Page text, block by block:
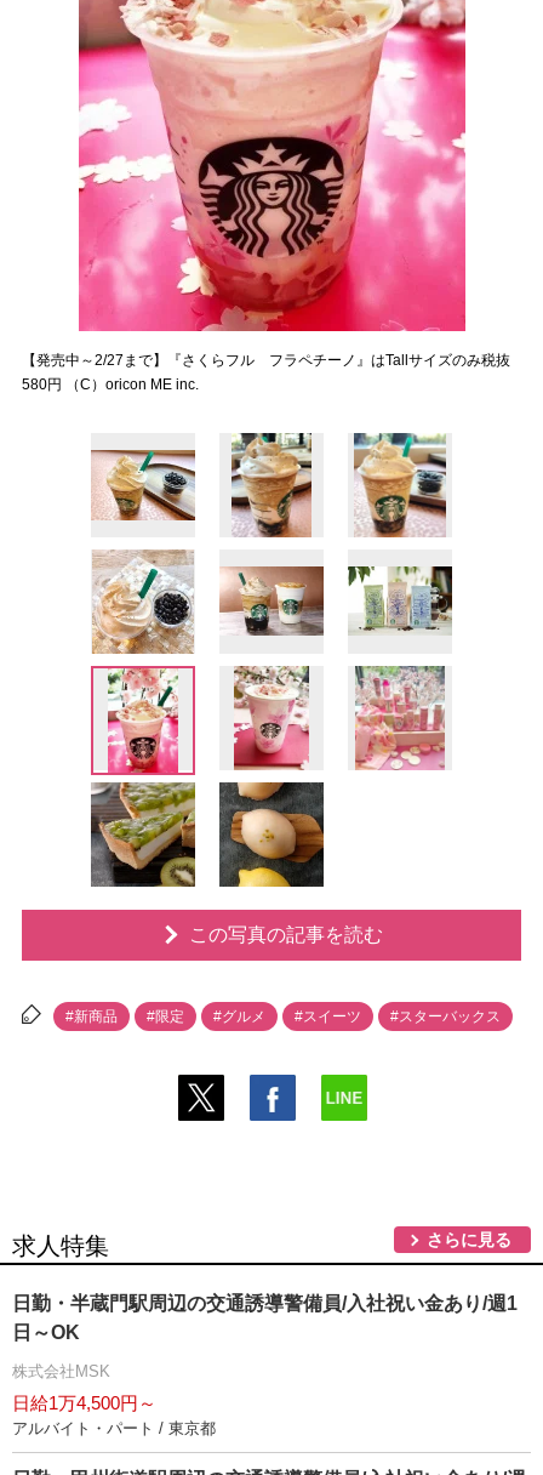
【発売中～2/27まで】『さくらフル フラペチーノ』はTallサイズのみ税抜
580円 （C）oricon ME inc.
この写真の記事を読む
#新商品 #限定 #グルメ #スイーツ #スターバックス
求人特集 さらに見る
日勤・半蔵門駅周辺の交通誘導警備員/入社祝い金あり/週1
日～OK
株式会社MSK
日給1万4,500円～
アルバイト・パート / 東京都